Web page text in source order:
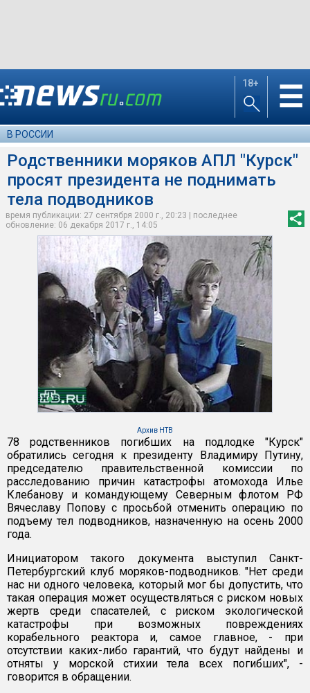
18+ ☰
В РОССИИ
Родственники моряков АПЛ "Курск"
просят президента не поднимать
тела подводников
время публикации: 27 сентября 2000 г., 20:23 | последнее
обновление: 06 декабря 2017 г., 14:05
Архив НТВ
78 родственников погибших на подлодке "Курск"
обратились сегодня к президенту Владимиру Путину,
председателю правительственной комиссии по
расследованию причин катастрофы атомохода Илье
Клебанову и командующему Северным флотом РФ
Вячеславу Попову с просьбой отменить операцию по
подъему тел подводников, назначенную на осень 2000
года.
Инициатором такого документа выступил Санкт-
Петербургский клуб моряков-подводников. "Нет среди
нас ни одного человека, который мог бы допустить, что
такая операция может осуществляться с риском новых
жертв среди спасателей, с риском экологической
катастрофы при возможных повреждениях
корабельного реактора и, самое главное, - при
отсутствии каких-либо гарантий, что будут найдены и
отняты у морской стихии тела всех погибших", -
говорится в обращении.